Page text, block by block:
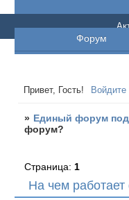
Форум
Привет, Гость! Войдите
» Единый форум
форум?
На чем
Страница: 1